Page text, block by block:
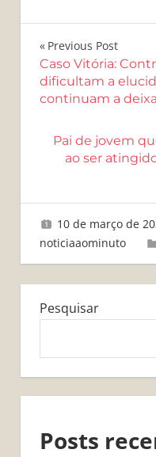
Navegação
de
Post
Previous Post
Caso Vitória:
dificultam a
continuam a
Pai de jovem
ao ser
10 de março de
noticiaaominuto
Pesquisar
Posts